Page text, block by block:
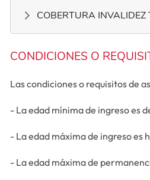
COBERTURA INVALIDEZ
CONDICIONES O
Las condiciones o requisitos de
- La edad mínima de ingreso es
- La edad máxima de ingreso es
- La edad máxima de